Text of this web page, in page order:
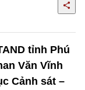
tỉnh Phú
Văn Vĩnh
Cảnh sát –